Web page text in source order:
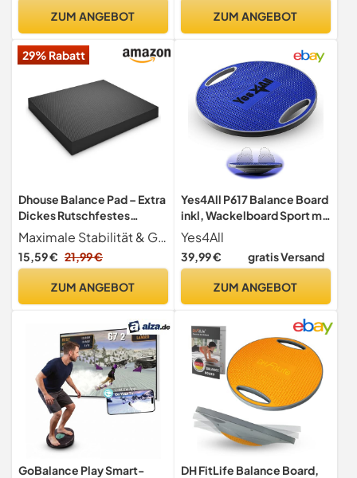
Koordinations- und
ZUM ANGEBOT
Premium Set
ZUM ANGEBOT
29% Rabatt
Dhouse Balance Pad – Extra
Dickes Rutschfestes
Balance Kissen Aus Für
Stabilität Core
Gleichgewichtskissen
Für Yoga Physiotherapie Für
Maximale Stabilität & Gleichgewichtsschulung Stehmatte schafft eine kontrolliert instabile Trainingsfläche, die gezielt dasGleichgewicht, die Tiefenmuskulatur und die Rumpfstabilität stärkt. Ideal für Reha, Prävention und funktionelles Training für jedes Alter.
15,59 € 21,99 €
ZUM ANGEBOT
Yes4All P617 Balance Board
inkl, Wackelboard Sport mit
Griff und Rutschfester
Oberfläche; Wackelbrett
Balance Board Ø 40cm - Ø
Stabilitäts- und
Yes4All
39,99 € gratis Versand
ZUM ANGEBOT
GoBalance Play Smart-
DH FitLife Balance Board,